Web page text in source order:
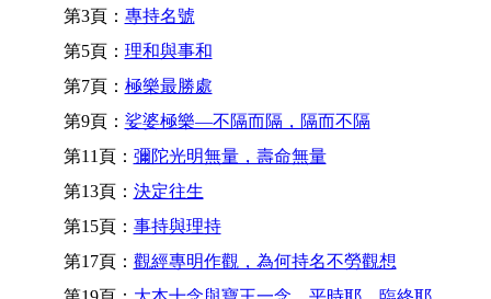
第3頁： 專持名號
第5頁： 理和與事和
第7頁： 極樂最勝處
第9頁： 娑婆極樂—不隔而隔，隔而不隔
第11頁： 彌陀光明無量，壽命無量
第13頁： 決定往生
第15頁： 事持與理持
第17頁： 觀經專明作觀，為何持名不勞觀想